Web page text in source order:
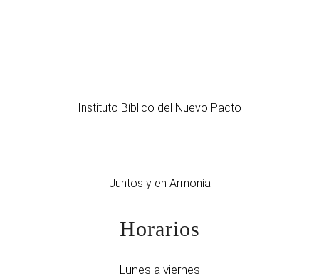
Instituto Bíblico del Nuevo Pacto
Juntos y en Armonía
Horarios
Lunes a viernes